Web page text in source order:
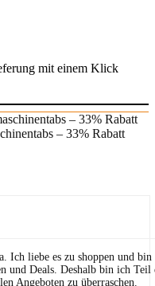
mit einem Klick
– 33% Rabatt
Ich liebe es zu shoppen und
und Deals. Deshalb bin ich Teil
Angeboten zu überraschen.